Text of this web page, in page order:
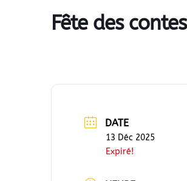
Fête des contes
DATE
13 Déc 2025
Expiré!